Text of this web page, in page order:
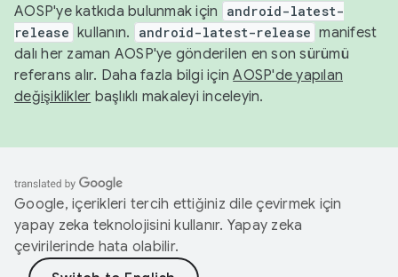
AOSP'ye katkıda bulunmak için
android-latest-
release kullanın. android-latest-release manifest
dalı her zaman AOSP'ye gönderilen en son sürümü
referans alır. Daha fazla bilgi içinAOSP'de yapılan
değişiklikler başlıklı makaleyi inceleyin.
Google, içerikleri tercih ettiğiniz dile çevirmek için
yapay zeka teknolojisini kullanır. Yapay zeka
çevirilerinde hata olabilir.